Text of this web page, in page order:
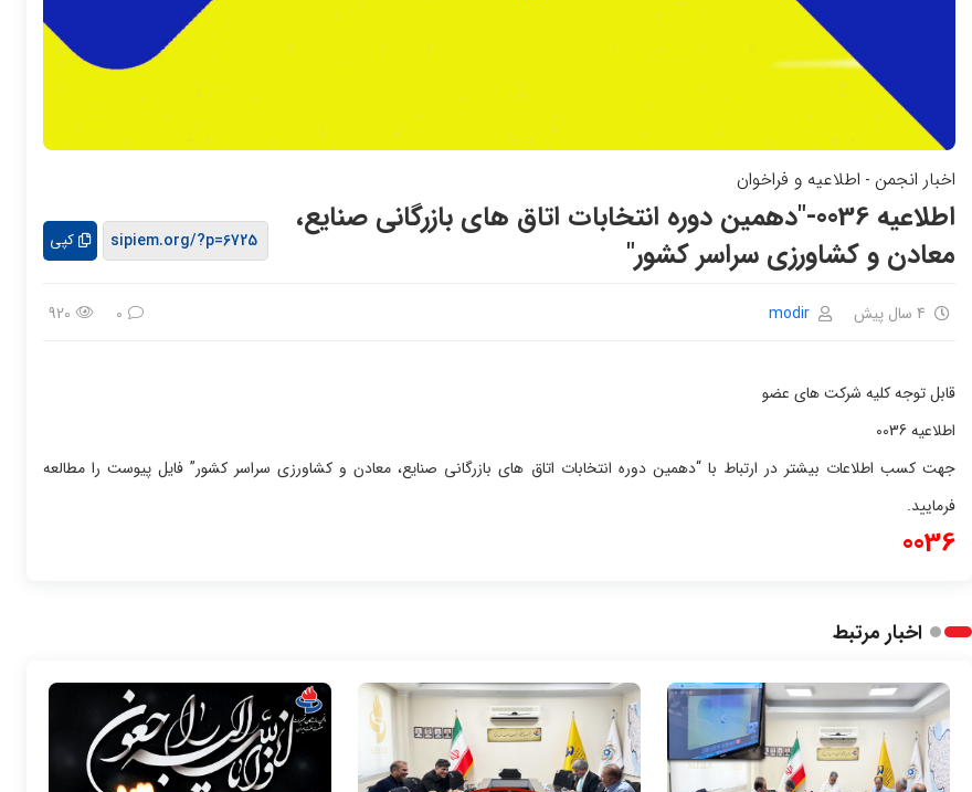
اخبار انجمن - اطلاعیه و فراخوان
اطلاعیه 0036-"دهمین دوره انتخابات اتاق های بازرگانی صنایع،
معادن و کشاورزی سراسر کشور"
کپی
4 سال پیش modir
0
920
قابل توجه کلیه شرکت های عضو
اطلاعیه 0036
جهت کسب اطلاعات بیشتر در ارتباط با “دهمین دوره انتخابات اتاق های بازرگانی صنایع، معادن و کشاورزی سراسر کشور” فایل پیوست را مطالعه
فرمایید.
0036
اخبار مرتبط